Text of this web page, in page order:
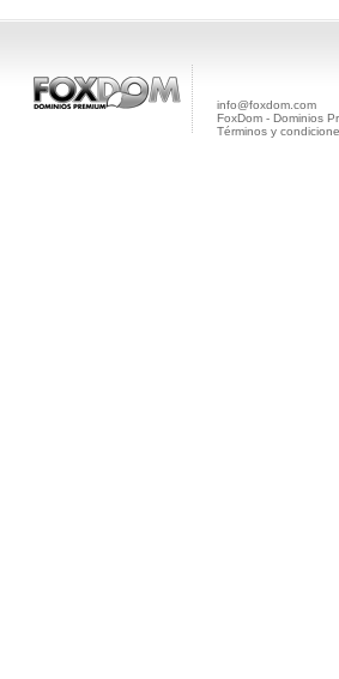
info@foxdom.com
FoxDom - Dominios
Términos y